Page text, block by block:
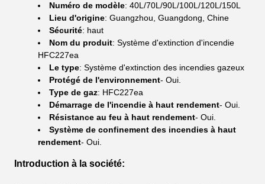
Numéro de modèle: 40L/70L/90L/100L/120L/150L
Lieu d'origine: Guangzhou, Guangdong, Chine
Sécurité: haut
Nom du produit: Système d'extinction d'incendie
HFC227ea
Le type: Système d'extinction des incendies gazeux
Protégé de l'environnement- Oui.
Type de gaz: HFC227ea
Démarrage de l'incendie à haut rendement- Oui.
Résistance au feu à haut rendement- Oui.
Système de confinement des incendies à haut
rendement- Oui.
Introduction à la société: